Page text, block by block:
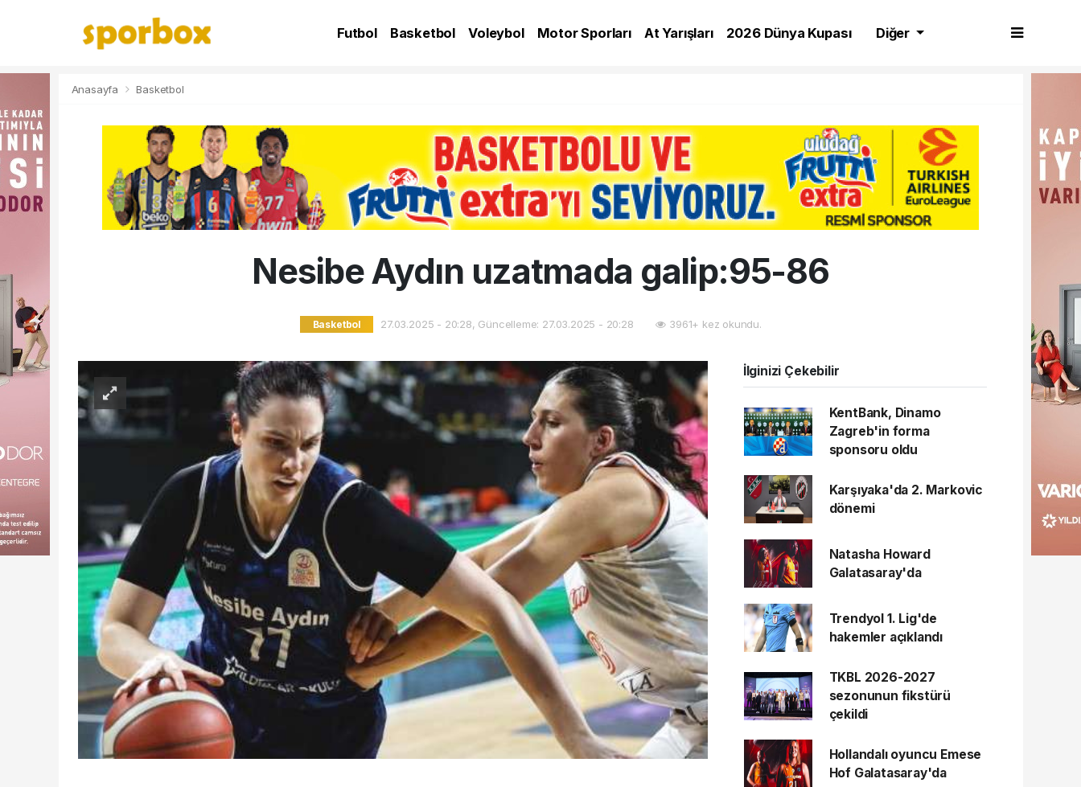
Futbol Basketbol Voleybol Motor Sporları At Yarışları
2026 Dünya Kupası
Diğer
Anasayfa Basketbol
Nesibe Aydın uzatmada galip:95-86
Basketbol 27.03.2025 - 20:28, Güncelleme: 27.03.2025 - 20:28 3961+ kez okundu.
İlginizi Çekebilir
KentBank, Dinamo
Zagreb'in forma
sponsoru oldu
Karşıyaka'da 2. Markovic
dönemi
Natasha Howard
Galatasaray'da
Trendyol 1. Lig'de
hakemler açıklandı
TKBL 2026-2027
sezonunun fikstürü
çekildi
Hollandalı oyuncu Emese
Hof Galatasaray'da